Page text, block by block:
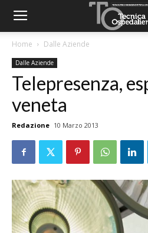
Home Dalle Aziende
Dalle Aziende
Telepresenza,
veneta
Redazione 10 Marzo 2013